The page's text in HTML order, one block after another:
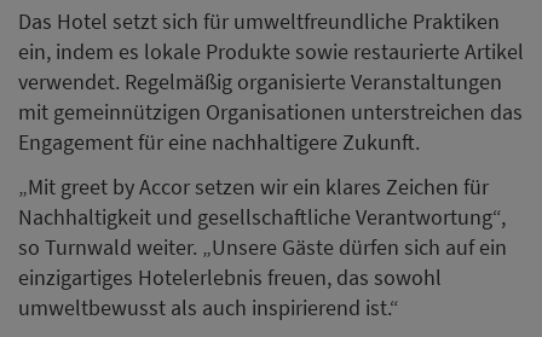
Das Hotel setzt sich für umweltfreundliche Praktiken
ein, indem es lokale Produkte sowie restaurierte Artikel
verwendet. Regelmäßig organisierte Veranstaltungen
mit gemeinnützigen Organisationen unterstreichen das
Engagement für eine nachhaltigere Zukunft.
„Mit greet by Accor setzen wir ein klares Zeichen für
Nachhaltigkeit und gesellschaftliche Verantwortung“,
so Turnwald weiter. „Unsere Gäste dürfen sich auf ein
einzigartiges Hotelerlebnis freuen, das sowohl
umweltbewusst als auch inspirierend ist.“